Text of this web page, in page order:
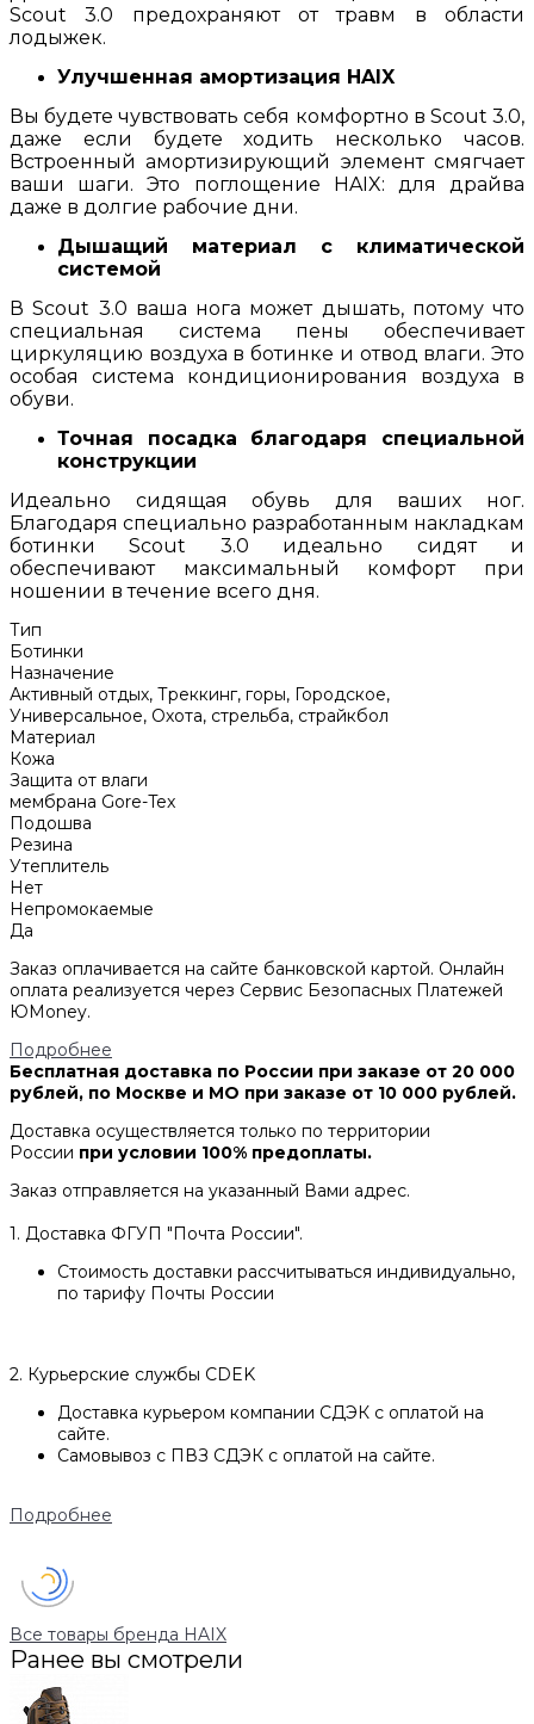
Scout 3.0 предохраняют от травм в области
лодыжек.
Улучшенная амортизация HAIX
Вы будете чувствовать себя комфортно в Scout 3.0,
даже если будете ходить несколько часов.
Встроенный амортизирующий элемент смягчает
ваши шаги. Это поглощение HAIX: для драйва
даже в долгие рабочие дни.
Дышащий материал с климатической
системой
В Scout 3.0 ваша нога может дышать, потому что
специальная система пены обеспечивает
циркуляцию воздуха в ботинке и отвод влаги. Это
особая система кондиционирования воздуха в
обуви.
Точная посадка благодаря специальной
конструкции
Идеально сидящая обувь для ваших ног.
Благодаря специально разработанным накладкам
ботинки Scout 3.0 идеально сидят и
обеспечивают максимальный комфорт при
ношении в течение всего дня.
Тип
Ботинки
Назначение
Активный отдых, Треккинг, горы, Городское,
Универсальное, Охота, стрельба, страйкбол
Материал
Кожа
Защита от влаги
мембрана Gore-Tex
Подошва
Резина
Утеплитель
Нет
Непромокаемые
Да
Заказ оплачивается на сайте банковской картой. Онлайн
оплата реализуется через Сервис Безопасных Платежей
ЮMoney.
Подробнее
Бесплатная доставка по России при заказе от 20 000
рублей, по Москве и МО при заказе от 10 000 рублей.
Доставка осуществляется только по территории
России при условии 100% предоплаты.
Заказ отправляется на указанный Вами адрес.
1. Доставка ФГУП "Почта России".
Стоимость доставки рассчитываться индивидуально,
по тарифу Почты России
2. Курьерские службы CDEK
Доставка курьером компании СДЭК с оплатой на
сайте.
Самовывоз с ПВЗ СДЭК с оплатой на сайте.
Подробнее
Все товары бренда HAIX
Ранее вы смотрели